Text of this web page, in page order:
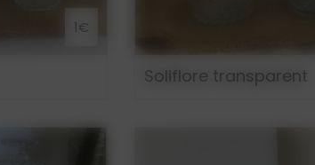
1€
Soliflore transparent